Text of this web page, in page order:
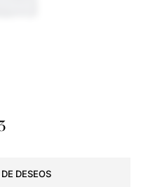
DESEOS